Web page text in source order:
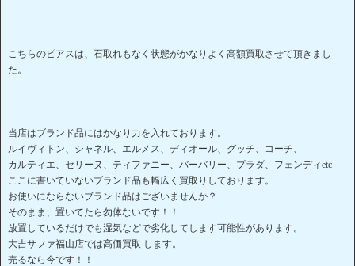
こちらのピアスは、石取れもなく状態がかなりよく高額買取させて頂きまし
た。
当店はブランド品にはかなり力を入れております。
ルイヴィトン、シャネル、エルメス、ディオール、グッチ、コーチ、
カルティエ、セリーヌ、ティファニー、バーバリー、プラダ、フェンディetc
ここに書いていないブランド品も幅広く買取りしております。
お使いにならないブランド品はございませんか？
そのまま、置いてたら勿体ないです！！
放置しているだけでも湿気などで劣化してします可能性があります。
大吉サファ福山店では高価買取 します。
売るなら今です！！